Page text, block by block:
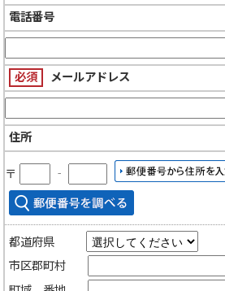
電話番号
必須 メールアドレス
住所
〒 ‐
都道府県
市区郡町村